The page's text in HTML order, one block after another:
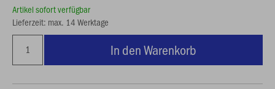
Artikel sofort verfügbar
Lieferzeit: max. 14 Werktage
In den Warenkorb